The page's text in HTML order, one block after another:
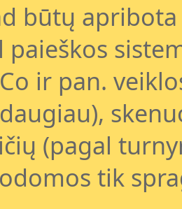
būtų
paieškos
ir pan.
(pagal
tik